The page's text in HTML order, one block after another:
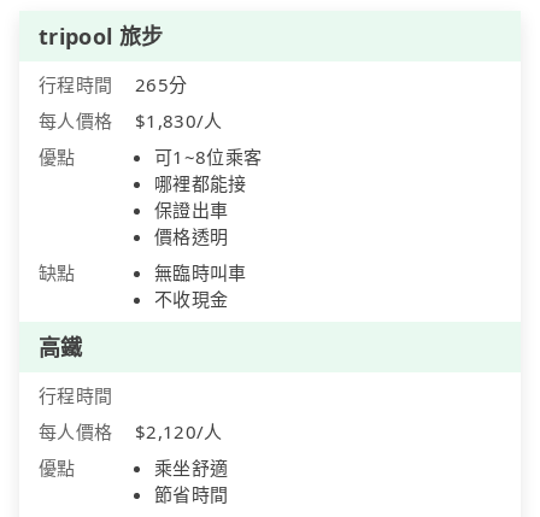
tripool 旅步
行程時間
265分
每人價格
$1,830/人
優點
可1~8位乘客
哪裡都能接
保證出車
價格透明
缺點
無臨時叫車
不收現金
高鐵
行程時間
每人價格
$2,120/人
優點
乘坐舒適
節省時間